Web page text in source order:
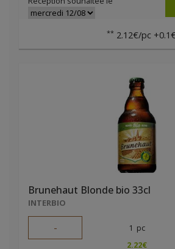
** 2.12€/pc
Brunehaut Blonde bio 33cl
INTERBIO
- 1 pc
2.22€